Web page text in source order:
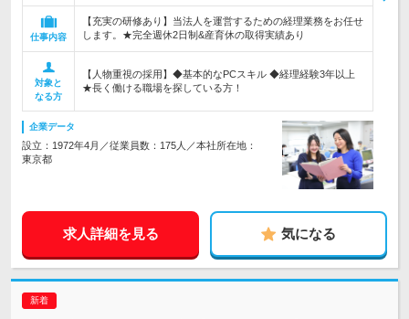
仕事内容
【充実の研修あり】当法人を運営するための経理業務をお任せ
します。★完全週休2日制&産育休の取得実績あり
対象と
なる方
【人物重視の採用】◆基本的なPCスキル ◆経理経験3年以上
★長く働ける職場を探している方！
企業データ
設立：1972年4月／従業員数：175人／本社所在地：
東京都
求人詳細を見る 気になる